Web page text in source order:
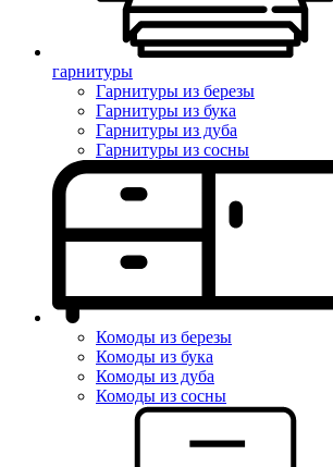
гарнитуры
Гарнитуры из березы
Гарнитуры из бука
Гарнитуры из дуба
Гарнитуры из сосны
Комоды из березы
Комоды из бука
Комоды из дуба
Комоды из сосны